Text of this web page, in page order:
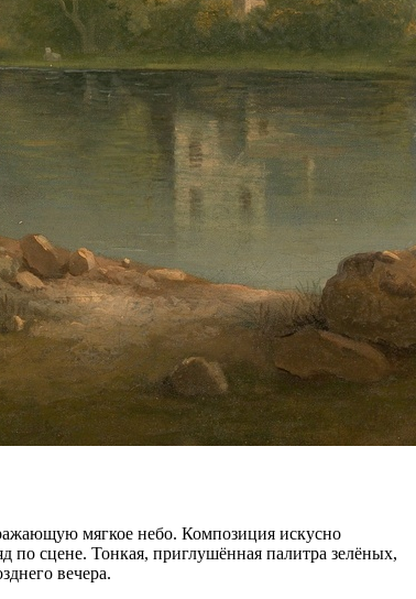
мягкое небо. Композиция искусно
по сцене. Тонкая, приглушённая палитра зелёных,
вечера.